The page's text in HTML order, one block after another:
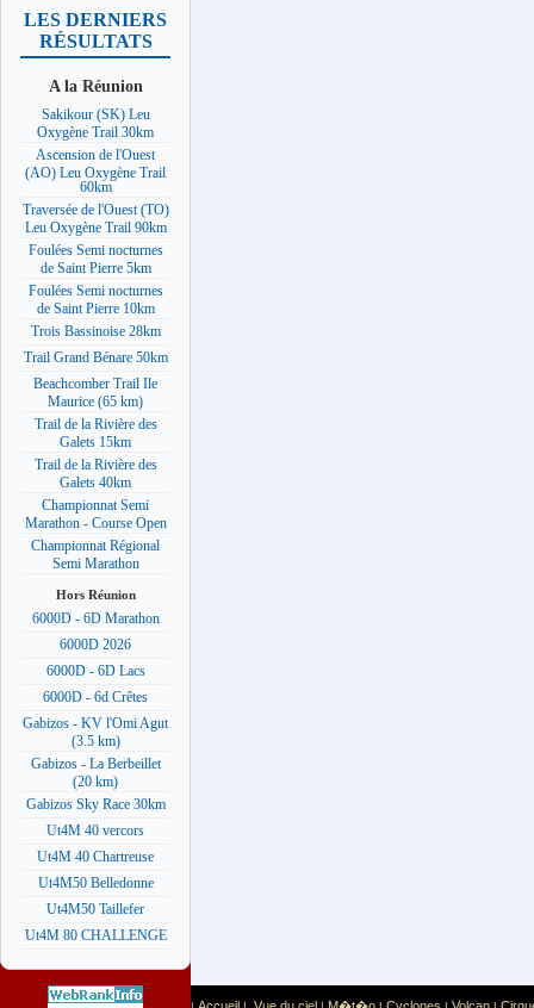
LES DERNIERS
RÉSULTATS
A la Réunion
Sakikour (SK) Leu
Oxygène Trail 30km
Ascension de l'Ouest
(AO) Leu Oxygène Trail
60km
Traversée de l'Ouest (TO)
Leu Oxygène Trail 90km
Foulées Semi nocturnes
de Saint Pierre 5km
Foulées Semi nocturnes
de Saint Pierre 10km
Trois Bassinoise 28km
Trail Grand Bénare 50km
Beachcomber Trail Ile
Maurice (65 km)
Trail de la Rivière des
Galets 15km
Trail de la Rivière des
Galets 40km
Championnat Semi
Marathon - Course Open
Championnat Régional
Semi Marathon
Hors Réunion
6000D - 6D Marathon
6000D 2026
6000D - 6D Lacs
6000D - 6d Crêtes
Gabizos - KV l'Omi Agut
(3.5 km)
Gabizos - La Berbeillet
(20 km)
Gabizos Sky Race 30km
Ut4M 40 vercors
Ut4M 40 Chartreuse
Ut4M50 Belledonne
Ut4M50 Taillefer
Ut4M 80 CHALLENGE